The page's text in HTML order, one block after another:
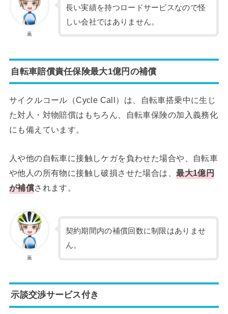
薫
長い実績を持つロードサービスなので怪
しい会社ではありません。
自転車賠償責任保険最大1億円の補償
サイクルコール（Cycle Call）は、自転車搭乗中に生じ
た対人・対物賠償はもちろん、自転車保険の加入義務化
にも備えています。
人や他の自転車に接触しケガを負わせた場合や、自転車
や他人の所有物に接触し破損させた場合は、最大1億円
が補償されます。
薫
契約期間内の補償回数に制限はありませ
ん。
示談交渉サービス付き